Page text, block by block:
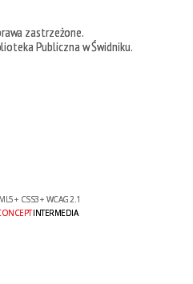
zastrzeżone.
Publiczna w Świdniku.
+ CSS3+ WCAG 2.1
INTERMEDIA